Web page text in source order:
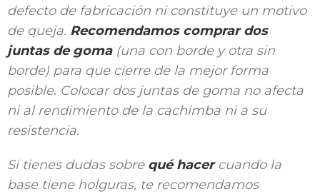
defecto de fabricación ni constituye un motivo
de queja. Recomendamos comprar dos
juntas de goma(una con borde y otra sin
borde) para que cierre de la mejor forma
posible. Colocar dos juntas de goma no afecta
ni al rendimiento de la cachimba ni a su
resistencia.
Si tienes dudas sobre qué hacercuando la
base tiene holguras, te recomendamos